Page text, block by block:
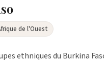
de l'Ouest
ethniques du Burkina